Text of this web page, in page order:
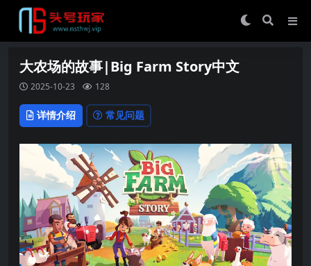
大农场的故事|Big Farm Story中文
2025-10-23 128
详情介绍 常见问题